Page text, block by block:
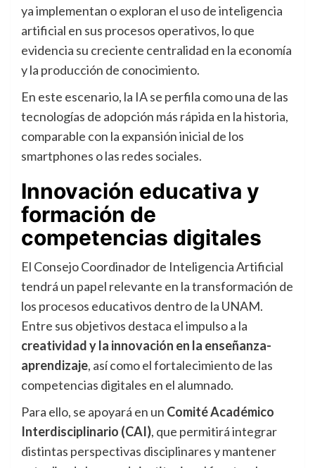
ya implementan o exploran el uso de inteligencia
artificial en sus procesos operativos, lo que
evidencia su creciente centralidad en la economía
y la producción de conocimiento.
En este escenario, la IA se perfila como una de las
tecnologías de adopción más rápida en la historia,
comparable con la expansión inicial de los
smartphones o las redes sociales.
Innovación educativa y
formación de
competencias digitales
El Consejo Coordinador de Inteligencia Artificial
tendrá un papel relevante en la transformación de
los procesos educativos dentro de la UNAM.
Entre sus objetivos destaca el impulso a la
creatividad y la innovación en la enseñanza-
aprendizaje, así como el fortalecimiento de las
competencias digitales en el alumnado.
Para ello, se apoyará en un Comité Académico
Interdisciplinario (CAI), que permitirá integrar
distintas perspectivas disciplinares y mantener